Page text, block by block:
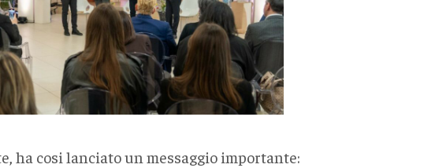
ha cosi lanciato un messaggio importante: